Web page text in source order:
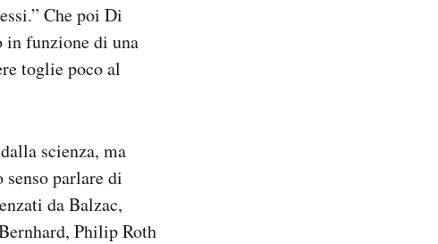
Che poi Di
in funzione di una
toglie poco al
scienza, ma
senso parlare di
da Balzac,
Philip Roth